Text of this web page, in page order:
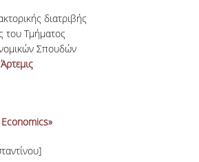
διατριβής
του Τμήματος
Σπουδών